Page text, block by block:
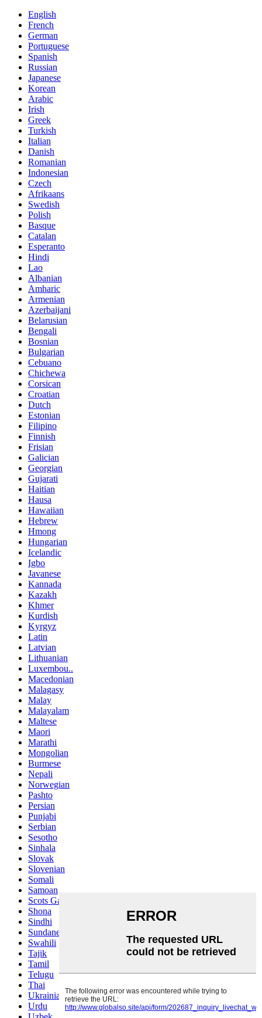
English
French
German
Portuguese
Spanish
Russian
Japanese
Korean
Arabic
Irish
Greek
Turkish
Italian
Danish
Romanian
Indonesian
Czech
Afrikaans
Swedish
Polish
Basque
Catalan
Esperanto
Hindi
Lao
Albanian
Amharic
Armenian
Azerbaijani
Belarusian
Bengali
Bosnian
Bulgarian
Cebuano
Chichewa
Corsican
Croatian
Dutch
Estonian
Filipino
Finnish
Frisian
Galician
Georgian
Gujarati
Haitian
Hausa
Hawaiian
Hebrew
Hmong
Hungarian
Icelandic
Igbo
Javanese
Kannada
Kazakh
Khmer
Kurdish
Kyrgyz
Latin
Latvian
Lithuanian
Luxembou..
Macedonian
Malagasy
Malay
Malayalam
Maltese
Maori
Marathi
Mongolian
Burmese
Nepali
Norwegian
Pashto
Persian
Punjabi
Serbian
Sesotho
Sinhala
Slovak
Slovenian
Somali
Samoan
Scots Gaelic
Shona
Sindhi
Sundanese
Swahili
Tajik
Tamil
Telugu
Thai
Ukrainian
Urdu